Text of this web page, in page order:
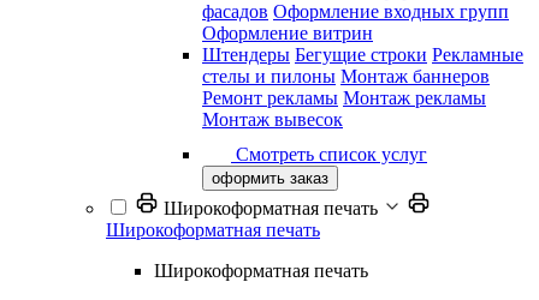
фасадов Оформление входных групп
Оформление витрин
Штендеры Бегущие строки Рекламные
стелы и пилоны Монтаж баннеров
Ремонт рекламы Монтаж рекламы
Монтаж вывесок
Смотреть список услуг
оформить заказ
Широкоформатная печать
Широкоформатная печать
Широкоформатная печать